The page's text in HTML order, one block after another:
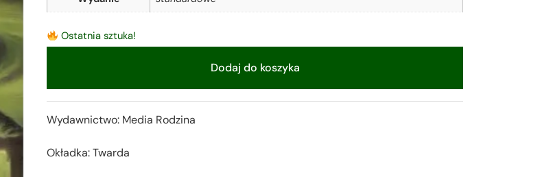
Ostatnia sztuka!
Dodaj do koszyka
Wydawnictwo: Media Rodzina
Okładka: Twarda